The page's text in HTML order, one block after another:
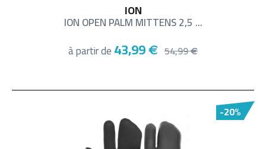
ION
ION OPEN PALM MITTENS 2,5 ...
à partir de43,99 € 54,99€
-20%